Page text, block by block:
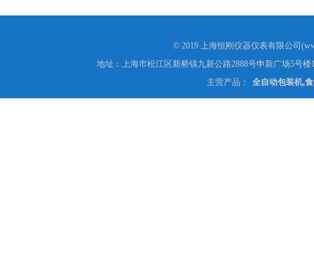
© 2019 上海恒刚仪器仪表有限公司
地址：上海市松江区新桥镇九新公路2888号申新广场5号楼
主营产品：
全自动包装机,